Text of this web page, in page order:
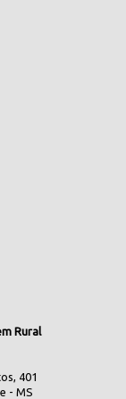
Rural
401
- MS